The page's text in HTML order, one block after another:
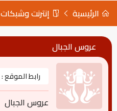
الرئيسية إنترنت وشبكات
عروس الجبال
رابط الموقع :
عروس الجبال